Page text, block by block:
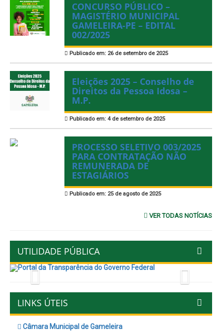
CONCURSO PÚBLICO –
MAGISTÉRIO MUNICIPAL
GAMELEIRA-PE – EDITAL
002/2025
Publicado em: 26 de setembro de 2025
Eleições 2025 – Conselho de
Direitos da Pessoa Idosa –
M.P.
Publicado em: 4 de setembro de 2025
PROCESSO SELETIVO 003/2025
PARA CONTRATAÇÃO NÃO
REMUNERADA DE
ESTAGIÁRIOS
Publicado em: 25 de agosto de 2025
VER TODAS NOTÍCIAS
UTILIDADE PÚBLICA
Previous
LINKS ÚTEIS
Câmara Municipal de Gameleira